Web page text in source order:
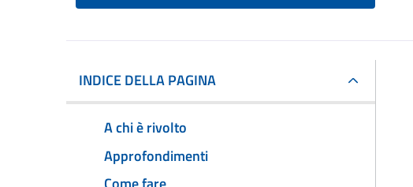
INDICE DELLA PAGINA
A chi è rivolto
Approfondimenti